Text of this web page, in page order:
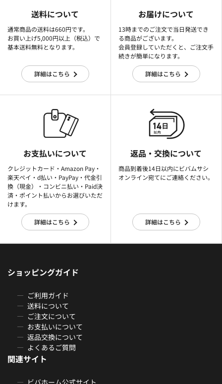
送料について
通常商品の送料は660円です。
お買い上げ5,000円以上（税込）で
基本送料無料となります。
詳細はこちら
お届けについて
13時までのご注文で当日発送でき
る商品がございます。
会員登録していただくと、ご注文手
続きが簡単になります。
詳細はこちら
お支払いについて
クレジットカード・Amazon Pay・
楽天ぺイ・d払い・PayPay・代金引
換（現金）・コンビニ払い・Paid決
済・ポイント払いからお選びいただ
けます。
詳細はこちら
返品・交換について
商品到着後14日以内にビバムサシ
オンライン宛てにご連絡ください。
詳細はこちら
ショッピングガイド
ご利用ガイド
送料について
ご注文について
お支払いについて
返品交換について
よくあるご質問
関連サイト
ビバホーム公式サイト